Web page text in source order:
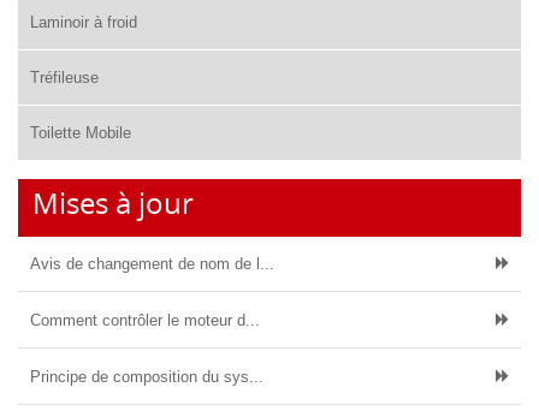
Laminoir à froid
Tréfileuse
Toilette Mobile
Mises à jour
Avis de changement de nom de l...
Comment contrôler le moteur d...
Principe de composition du sys...